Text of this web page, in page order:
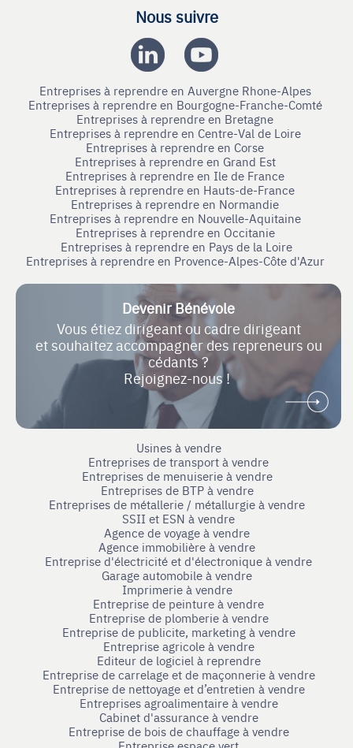
Nous suivre
Entreprises à reprendre en Auvergne Rhone-Alpes
Entreprises à reprendre en Bourgogne-Franche-Comté
Entreprises à reprendre en Bretagne
Entreprises à reprendre en Centre-Val de Loire
Entreprises à reprendre en Corse
Entreprises à reprendre en Grand Est
Entreprises à reprendre en Ile de France
Entreprises à reprendre en Hauts-de-France
Entreprises à reprendre en Normandie
Entreprises à reprendre en Nouvelle-Aquitaine
Entreprises à reprendre en Occitanie
Entreprises à reprendre en Pays de la Loire
Entreprises à reprendre en Provence-Alpes-Côte d'Azur
Devenir Bénévole
Vous étiez dirigeant ou cadre dirigeant
et souhaitez accompagner des repreneurs ou
cédants ?
Rejoignez-nous !
Usines à vendre
Entreprises de transport à vendre
Entreprises de menuiserie à vendre
Entreprises de BTP à vendre
Entreprises de métallerie / métallurgie à vendre
SSII et ESN à vendre
Agence de voyage à vendre
Agence immobilière à vendre
Entreprise d'électricité et d'électronique à vendre
Garage automobile à vendre
Imprimerie à vendre
Entreprise de peinture à vendre
Entreprise de plomberie à vendre
Entreprise de publicite, marketing à vendre
Entreprise agricole à vendre
Editeur de logiciel à reprendre
Entreprise de carrelage et de maçonnerie à vendre
Entreprise de nettoyage et d’entretien à vendre
Entreprises agroalimentaire à vendre
Cabinet d'assurance à vendre
Entreprise de bois de chauffage à vendre